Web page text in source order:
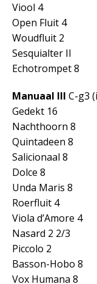
Viool 4
Open Fluit 4
Woudfluit 2
Sesquialter II
Echotrompet 8
Manuaal III C-g3
Gedekt 16
Nachthoorn 8
Quintadeen 8
Salicionaal 8
Dolce 8
Unda Maris 8
Roerfluit 4
Viola d’Amore 4
Nasard 2 2/3
Piccolo 2
Basson-Hobo 8
Vox Humana 8